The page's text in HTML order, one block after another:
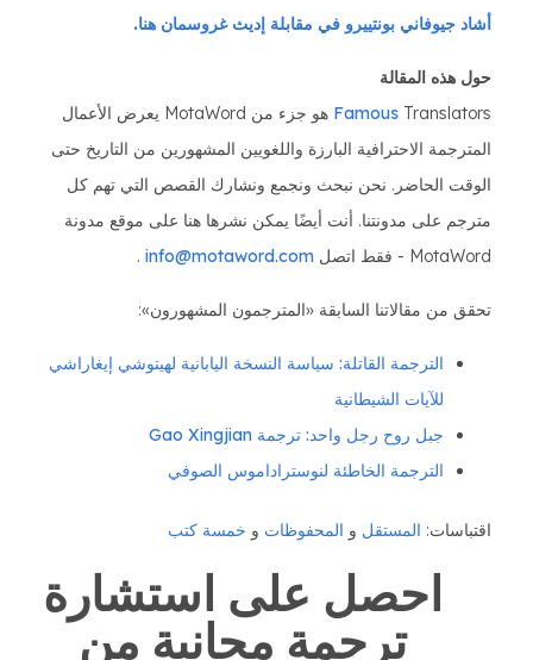
أشاد جيوفاني بونتييرو في مقابلة إديث غروسمان هنا.
حول هذه المقالة
Famous
Translators هو جزء من MotaWord يعرض الأعمال
المترجمة الاحترافية البارزة واللغويين المشهورين من التاريخ حتى
الوقت الحاضر. نحن نبحث ونجمع ونشارك القصص التي تهم كل
مترجم على مدونتنا. أنت أيضًا يمكن نشرها هنا على موقع مدونة
MotaWord - فقط اتصل
.
تحقق من مقالاتنا السابقة «المترجمون المشهورون»:
الترجمة القاتلة: سياسة النسخة اليابانية لهيتوشي إيغاراشي
للآيات الشيطانية
جبل روح رجل واحد: ترجمة Gao Xingjian
الترجمة الخاطئة لنوستراداموس الصوفي
اقتباسات: المستقل و المحفوظات و خمسة كتب
احصل على استشارة
ترجمة مجانية من